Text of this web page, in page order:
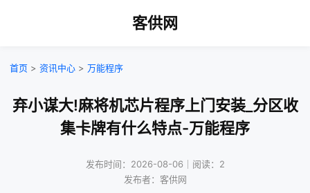
客供网
首页 > 资讯中心 > 万能程序
弃小谋大!麻将机芯片程序上门安装_分区收
集卡牌有什么特点-万能程序
发布时间：2026-08-06｜阅读：2
发布者：客供网